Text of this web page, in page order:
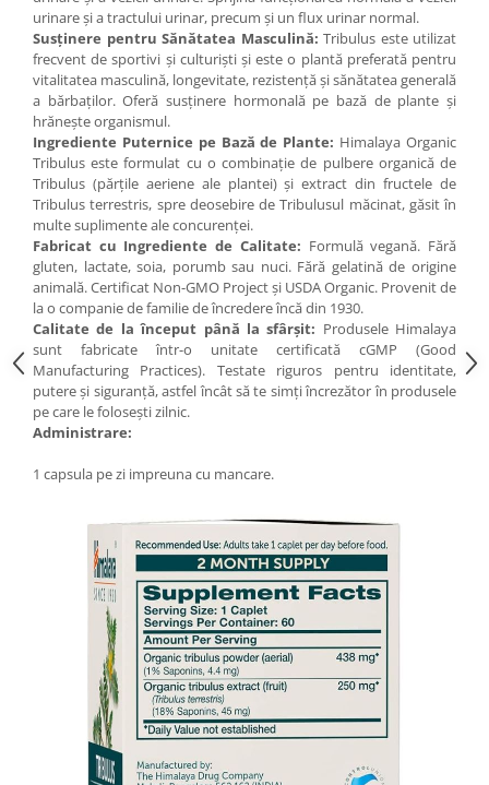
Under Armour
Universal
Vitargo
Weider
Zenana
urinare și a tractului urinar, precum și un flux urinar normal.
Susținere pentru Sănătatea Masculină: Tribulus este utilizat
frecvent de sportivi și culturiști și este o plantă preferată pentru
vitalitatea masculină, longevitate, rezistență și sănătatea generală
a bărbaților. Oferă susținere hormonală pe bază de plante și
hrănește organismul.
Ingrediente Puternice pe Bază de Plante: Himalaya Organic
Tribulus este formulat cu o combinație de pulbere organică de
Tribulus (părțile aeriene ale plantei) și extract din fructele de
Tribulus terrestris, spre deosebire de Tribulusul măcinat, găsit în
multe suplimente ale concurenței.
Fabricat cu Ingrediente de Calitate: Formulă vegană. Fără
gluten, lactate, soia, porumb sau nuci. Fără gelatină de origine
animală. Certificat Non-GMO Project și USDA Organic. Provenit de
la o companie de familie de încredere încă din 1930.
Calitate de la început până la sfârșit: Produsele Himalaya
sunt fabricate într-o unitate certificată cGMP (Good
Manufacturing Practices). Testate riguros pentru identitate,
putere și siguranță, astfel încât să te simți încrezător în produsele
pe care le folosești zilnic.
Administrare:
1 capsula pe zi impreuna cu mancare.